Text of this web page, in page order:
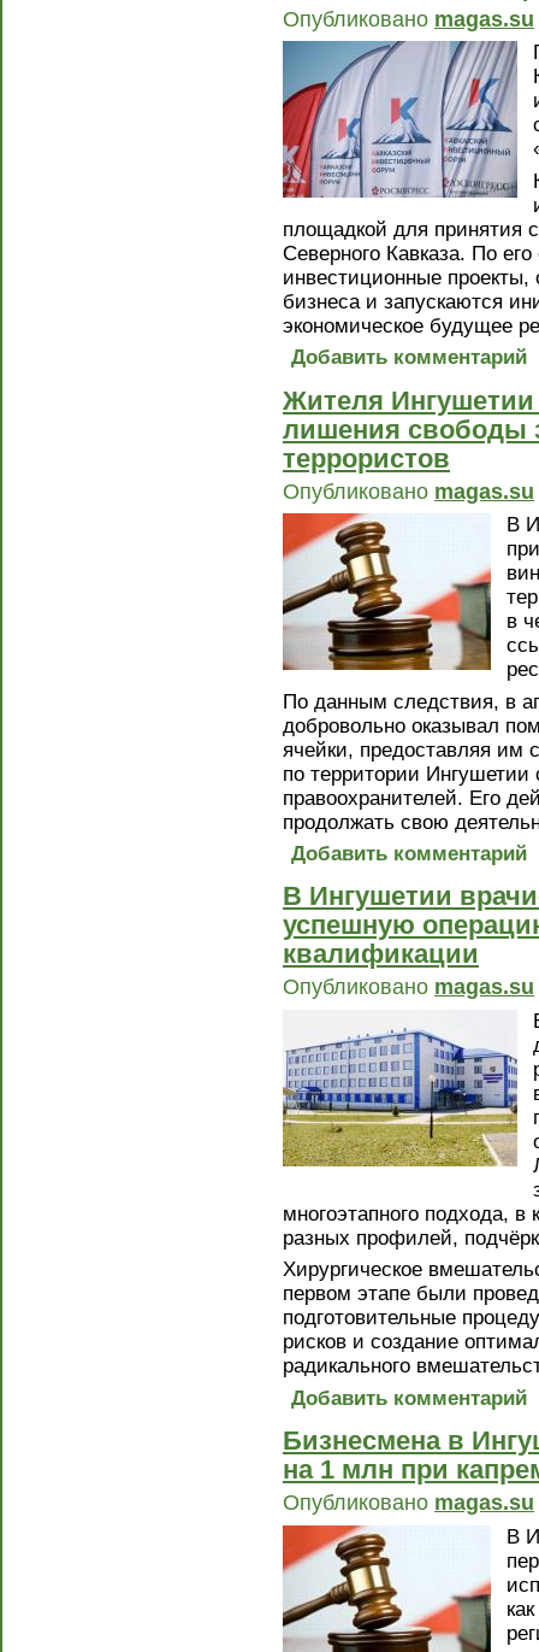
Опубликовано magas.su
площадкой для принятия
Северного Кавказа. По
инвестиционные
бизнеса и запускаются
экономическое будущее
Добавить комментарий
Жителя Ингушетии
лишения свободы
террористов
Опубликовано magas.su
В
в
По данным следствия, в
добровольно оказывал
ячейки, предоставляя им
по территории
правоохранителей. Его
продолжать свою
Добавить комментарий
В Ингушетии
успешную
квалификации
Опубликовано magas.su
многоэтапного подхода,
разных профилей,
Хирургическое
первом этапе были
подготовительные
рисков и создание
радикального
Добавить комментарий
Бизнесмена в
на 1 млн при
Опубликовано magas.su
В